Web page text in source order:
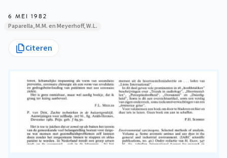
6 MEI 1982
Paparella, M.M. en Meyerhoff, W.L.
Citeren